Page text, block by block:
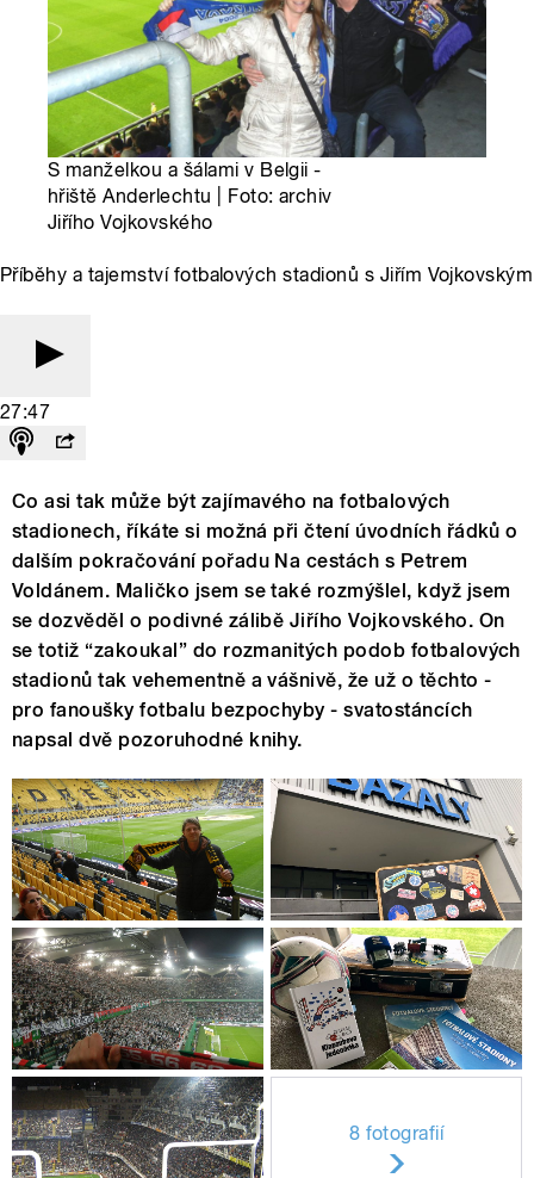
S manželkou a šálami v Belgii -
hřiště Anderlechtu | Foto: archiv
Jiřího Vojkovského
Příběhy a tajemství fotbalových stadionů s Jiřím Vojkovským
27:47
Co asi tak může být zajímavého na fotbalových
stadionech, říkáte si možná při čtení úvodních řádků o
dalším pokračování pořadu Na cestách s Petrem
Voldánem. Maličko jsem se také rozmýšlel, když jsem
se dozvěděl o podivné zálibě Jiřího Vojkovského. On
se totiž “zakoukal” do rozmanitých podob fotbalových
stadionů tak vehementně a vášnivě, že už o těchto -
pro fanoušky fotbalu bezpochyby - svatostáncích
napsal dvě pozoruhodné knihy.
8 fotografií